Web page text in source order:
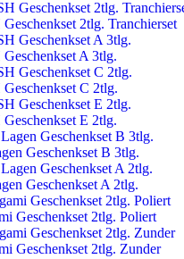
2tlg. Tranchierset
A 3tlg.
C 2tlg.
E 2tlg.
Geschenkset B 3tlg.
Geschenkset A 2tlg.
Geschenkset 2tlg. Poliert
Geschenkset 2tlg. Zunder